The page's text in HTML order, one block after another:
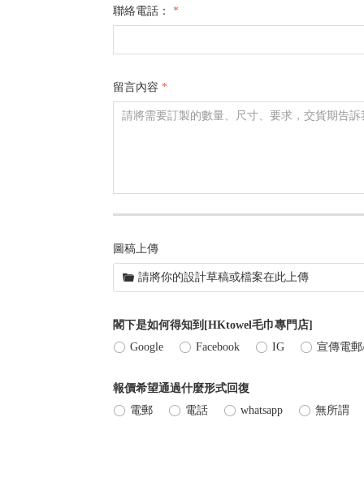
聯絡電話： *
留言內容 *
圖稿上傳
끆 請將你的設計草稿或檔案在此上傳
閣下是如何得知到[HKtowel毛巾專門店]
ꀐ Google ꀐ Facebook ꀐ IG ꀐ 宣傳電
報價希望通過什麼形式回復
ꀐ 電郵 ꀐ 電話 ꀐ whatsapp ꀐ 無所謂